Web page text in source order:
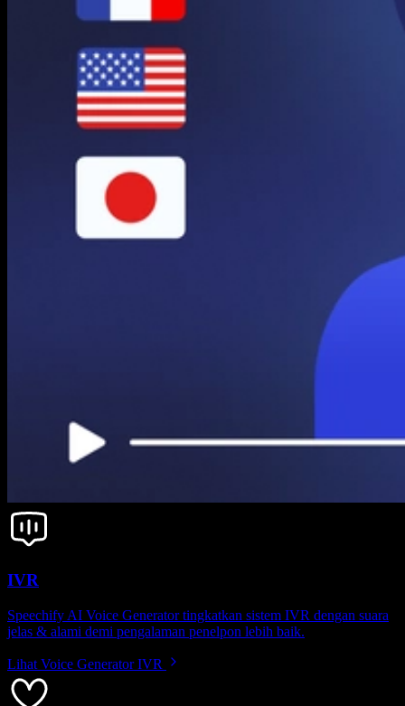
IVR
Speechify AI Voice Generator tingkatkan sistem IVR dengan suara
jelas & alami demi pengalaman penelpon lebih baik.
Lihat Voice Generator IVR